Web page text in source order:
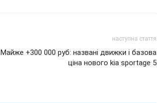
наступна стаття
Майже +300 000 руб: названі движки і базова
ціна нового kia sportage 5